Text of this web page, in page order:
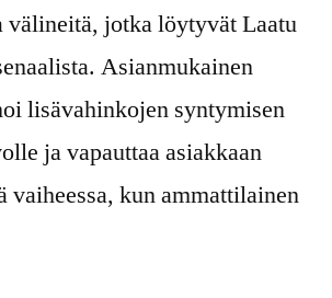
välineitä, jotka löytyvät Laatu
Asianmukainen
lisävahinkojen syntymisen
ja vapauttaa asiakkaan
vaiheessa, kun ammattilainen